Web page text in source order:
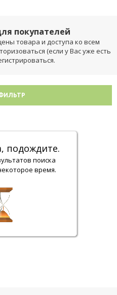
покупателей
товара и доступа ко всем
(если у Вас уже есть
подождите.
поиска
время.